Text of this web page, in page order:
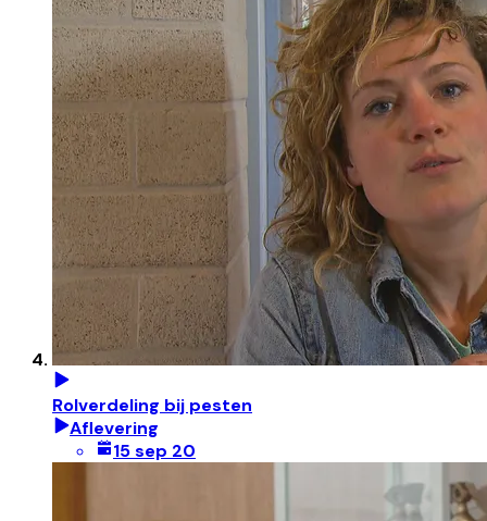
Rolverdeling bij pesten
Aflevering
15 sep 20